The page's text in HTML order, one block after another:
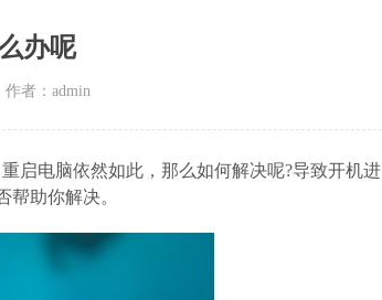
办呢
作者：admin
启电脑依然如此，那么如何解决呢?导致开机进
助你解决。